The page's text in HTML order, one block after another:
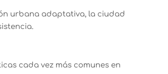
urbana adaptativa, la ciudad
cada vez más comunes en